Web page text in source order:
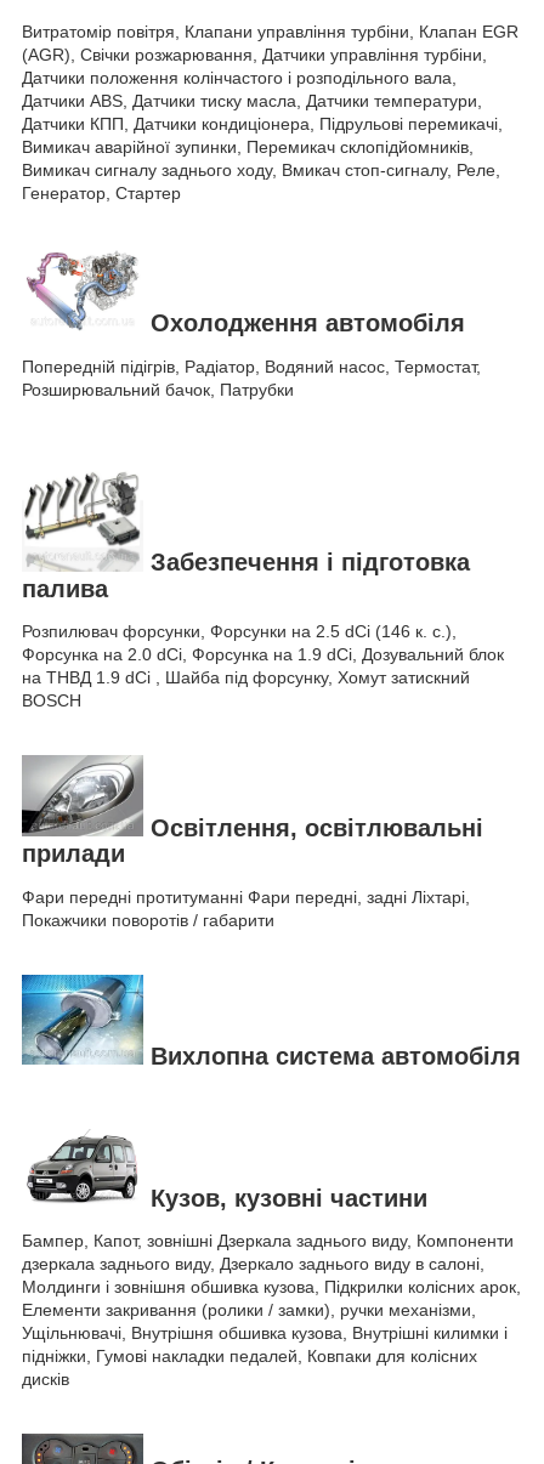
Витратомір повітря, Клапани управління турбіни, Клапан EGR
(AGR), Свічки розжарювання, Датчики управління турбіни,
Датчики положення колінчастого і розподільного вала,
Датчики ABS, Датчики тиску масла, Датчики температури,
Датчики КПП, Датчики кондиціонера, Підрульові перемикачі,
Вимикач аварійної зупинки, Перемикач склопідйомників,
Вимикач сигналу заднього ходу, Вмикач стоп-сигналу, Реле,
Генератор, Стартер
Охолодження автомобіля
Попередній підігрів, Радіатор, Водяний насос, Термостат,
Розширювальний бачок, Патрубки
Забезпечення і підготовка
палива
Розпилювач форсунки, Форсунки на 2.5 dCi (146 к. с.),
Форсунка на 2.0 dCi, Форсунка на 1.9 dCi, Дозувальний блок
на ТНВД 1.9 dCi , Шайба під форсунку, Хомут затискний
BOSCH
Освітлення, освітлювальні
прилади
Фари передні протитуманні Фари передні, задні Ліхтарі,
Покажчики поворотів / габарити
Вихлопна система автомобіля
Кузов, кузовні частини
Бампер, Капот, зовнішні Дзеркала заднього виду, Компоненти
дзеркала заднього виду, Дзеркало заднього виду в салоні,
Молдинги і зовнішня обшивка кузова, Підкрилки колісних арок,
Елементи закривання (ролики / замки), ручки механізми,
Ущільнювачі, Внутрішня обшивка кузова, Внутрішні килимки і
підніжки, Гумові накладки педалей, Ковпаки для колісних
дисків